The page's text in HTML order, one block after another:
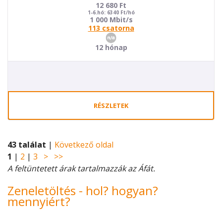
12 680 Ft
1-6.hó: 6340 Ft/hó
1 000 Mbit/s
113 csatorna
12 hónap
RÉSZLETEK
43 találat | Következő oldal
1 | 2 | 3 > >>
A feltüntetett árak tartalmazzák az Áfát.
Zeneletöltés - hol? hogyan?
mennyiért?